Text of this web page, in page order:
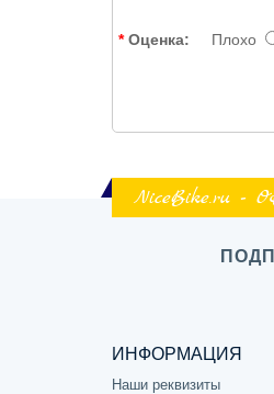
Оценка: Плохо
NiceBike.ru -
ИНФОРМАЦИЯ
Наши реквизиты